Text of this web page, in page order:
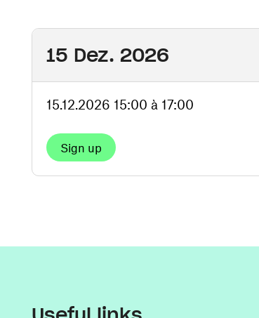
15 Dez. 2026
15.12.2026 15:00 à 17:00
Sign up